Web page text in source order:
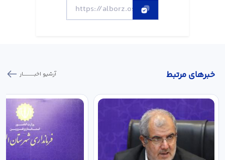
خبر‌های مرتبط آرشیو اخبـــــــــــار